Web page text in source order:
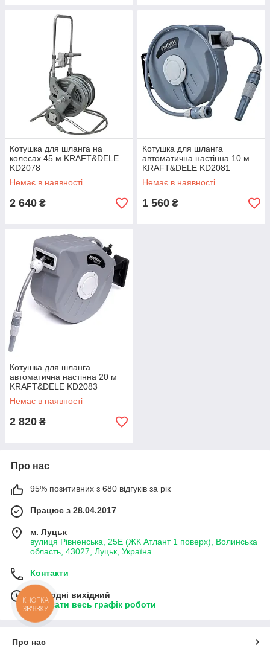
Котушка для шланга на
колесах 45 м KRAFT&DELE
KD2078
Немає в наявності
2 640 ₴
Котушка для шланга
автоматична настінна 10 м
KRAFT&DELE KD2081
Немає в наявності
1 560 ₴
Котушка для шланга
автоматична настінна 20 м
KRAFT&DELE KD2083
Немає в наявності
2 820 ₴
Про нас
95% позитивних з 680 відгуків за рік
Працює з 28.04.2017
м. Луцьк
вулиця Рівненська, 25Е (ЖК Атлант 1 поверх), Волинська
область, 43027, Луцьк, Україна
Контакти
Сьогодні вихідний
Показати весь графік роботи
Про нас
КНОПКА
ЗВ'ЯЗКУ